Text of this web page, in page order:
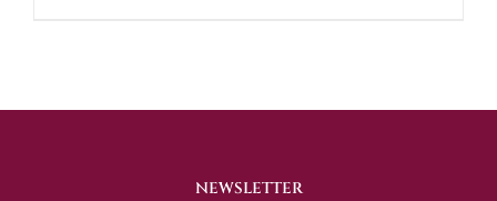
NEWSLETTER